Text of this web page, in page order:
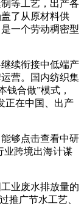
等工艺，出产各
了从原材料供
一个劳动稠密型
续衔接中低端产
营。国内纺织集
钱合做”模式，
正在中国、出产
够点击查看中研
业跨境出海计谋
业废水排放量的
推广节水工艺、